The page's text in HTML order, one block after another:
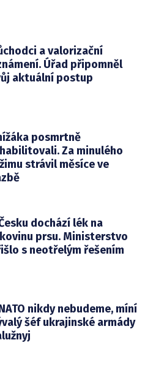
a valorizační
Úřad připomněl
aktuální postup
posmrtně
Za minulého
strávil měsíce ve
dochází lék na
prsu. Ministerstvo
s neotřelým řešením
nikdy nebudeme, míní
šéf ukrajinské armády